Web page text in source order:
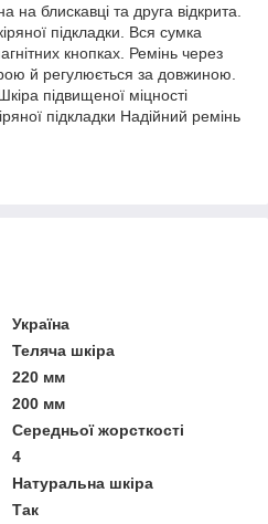
на блискавці та друга відкрита.
підкладки. Вся сумка
кнопках. Ремінь через
й регулюється за довжиною.
підвищеної міцності
підкладки Надійний ремінь
Україна
Теляча шкіра
220 мм
200 мм
Середньої жорсткості
4
Натуральна шкіра
Так